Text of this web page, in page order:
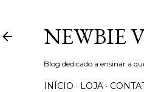
NEWBIE
Blog dedicado a ensinar a
INÍCIO LOJA